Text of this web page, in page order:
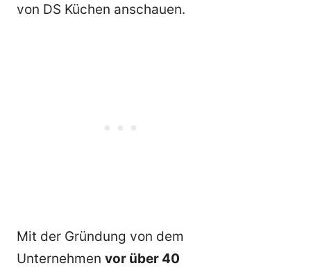
von DS Küchen anschauen.
Mit der Gründung von dem
Unternehmen vor über 40